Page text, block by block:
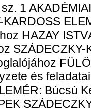
1
KARDOSS
HAZAY
és
Búcsú